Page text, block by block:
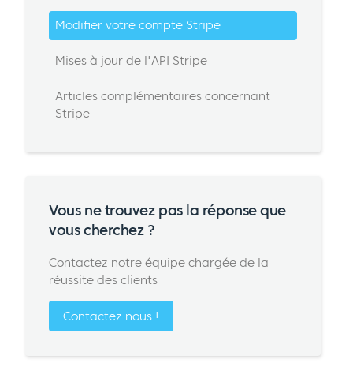
Modifier votre compte Stripe
Mises à jour de l'API Stripe
Articles complémentaires concernant
Stripe
Vous ne trouvez pas la réponse que
vous cherchez ?
Contactez notre équipe chargée de la
réussite des clients
Contactez nous !